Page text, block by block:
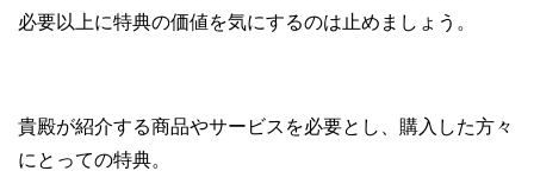
必要以上に特典の価値を気にするのは止めましょう。
貴殿が紹介する商品やサービスを必要とし、購入した方々
にとっての特典。